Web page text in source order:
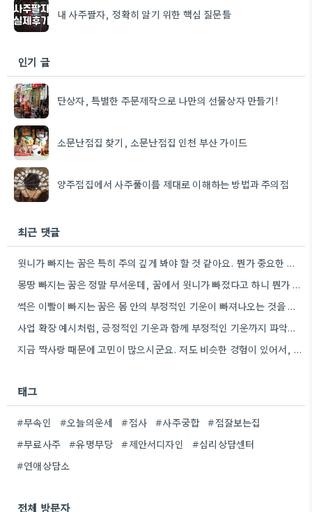
내 사주팔자, 정확히 알기 위한 핵심 질문들
인기 글
단상자, 특별한 주문제작으로 나만의 선물상자 만들기!
소문난점집 찾기, 소문난점집 인천 부산 가이드
양주점집에서 사주풀이를 제대로 이해하는 방법과 주의점
최근 댓글
윗니가 빠지는 꿈은 특히 주의 깊게 봐야 할 것 같아요. 뭔가 중요한 권위나 자리에서 변화가…
몽땅 빠지는 꿈은 정말 무서운데, 꿈에서 윗니가 빠졌다고 하니 뭔가 권위적인 문제일 수도 있겠네요.
썩은 이빨이 빠지는 꿈은 몸 안의 부정적인 기운이 빠져나오는 것을 비유하는 것 같아요. 긍정적인 감정을…
사업 확장 예시처럼, 긍정적인 기운과 함께 부정적인 기운까지 파악하는 방식이 흥미로웠어요. 덕분에 신점 상담의 다각적인…
지금 짝사랑 때문에 고민이 많으시군요. 저도 비슷한 경험이 있어서, 구체적으로 질문하는 게 정말 중요하다고 생각해요.
태그
#무속인 #오늘의운세 #점사 #사주궁합
#점잘보는집
#무료사주
#유명무당 #제안서디자인
#심리상담센터
#연애상담소
전체 방문자